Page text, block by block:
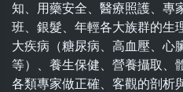
知、用藥安全、醫療照護、專
班、銀髮、年輕各大族群的生
大疾病（糖尿病、高血壓、心
等）、養生保健、營養攝取、
各類專家做正確、客觀的剖析